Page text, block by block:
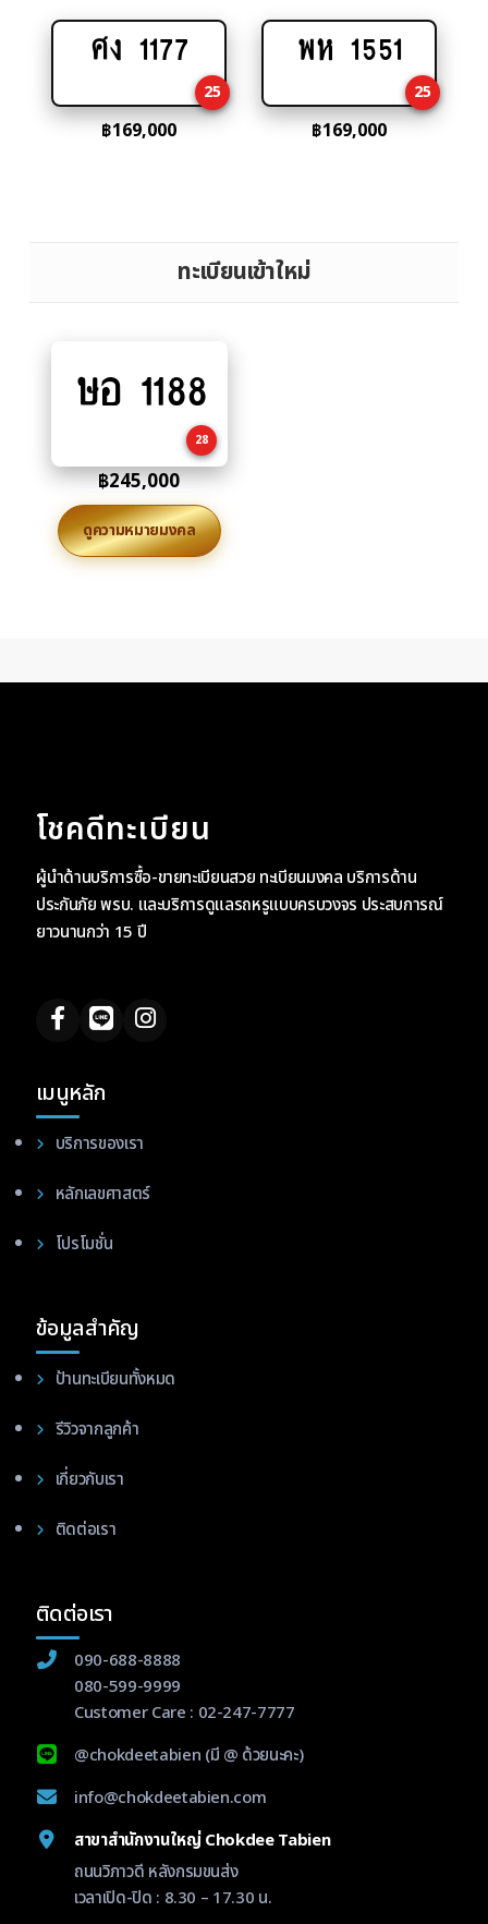
Add
cart
ศง 1177
25
฿169,000
Add
cart
พห 1551
25
฿169,000
ทะเบียนเข้าใหม่
to
ษอ 1188
28
฿245,000
ดูความหมายมงคล
โชคดีทะเบียน
ผู้นำด้านบริการซื้อ-ขายทะเบียนสวย ทะเบียนมงคล บริการด้าน
ประกันภัย พรบ. และบริการดูแลรถหรูแบบครบวงจร ประสบการณ์
ยาวนานกว่า 15 ปี
เมนูหลัก
บริการของเรา
หลักเลขศาสตร์
โปรโมชั่น
ข้อมูลสำคัญ
ป้านทะเบียนทั้งหมด
รีวิวจากลูกค้า
เกี่ยวกับเรา
ติดต่อเรา
ติดต่อเรา
090-688-8888
080-599-9999
Customer Care : 02-247-7777
@chokdeetabien (มี @ ด้วยนะคะ)
info@chokdeetabien.com
สาขาสำนักงานใหญ่ Chokdee Tabien
ถนนวิภาวดี หลังกรมขนส่ง
เวลาเปิด-ปิด : 8.30 – 17.30 น.